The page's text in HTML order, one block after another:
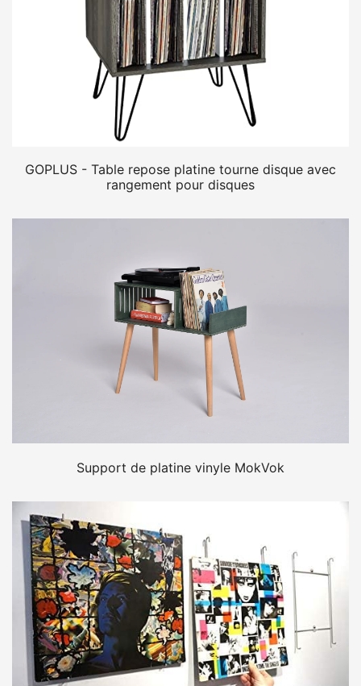
GOPLUS - Table repose platine tourne disque avec
rangement pour disques
Support de platine vinyle MokVok